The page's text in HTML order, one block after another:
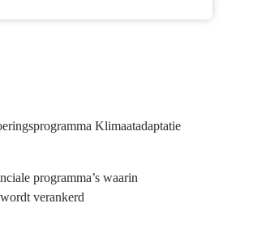
Klimaatadaptatie
programma’s waarin
verankerd